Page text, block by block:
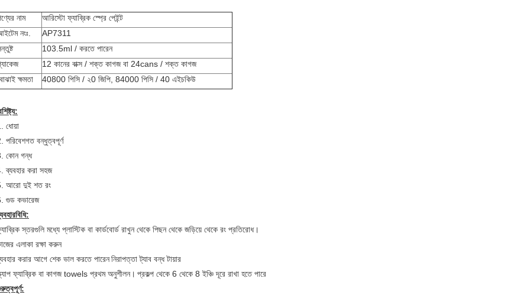
নাম
আরিস্টো ফ্যাব্রিক স্প্রে পেইন্ট
নংঃ.
AP7311
103.5ml / করতে পারেন
12 কানের বাক্স / শক্ত কাগজ বা 24cans / শক্ত কাগজ
ক্ষমতা
40800 পিসি / ২0 জিপি, 84000 পিসি / 40 এইচকিউ
ধোয়া
পরিবেশগত বন্ধুত্বপূর্ণ
কোন গন্ধ
ব্যবহার করা সহজ
আরো দুই শত রং
গুড কভারেজ
স্তরগুলি মধ্যে প্লাস্টিক বা কার্ডবোর্ড রাখুন থেকে পিছন থেকে জড়িয়ে থেকে রং প্রতিরোধ।
এলাকা রক্ষা করুন
করার আগে শেক ভাল করতে পারেননিরাপত্তা ট্যাব বন্ধ টায়ার
ফ্যাব্রিক বা কাগজ towels প্রথম অনুশীলন। প্রকল্প থেকে 6 থেকে 8 ইঞ্চি দূরে রাখা হতে পারে